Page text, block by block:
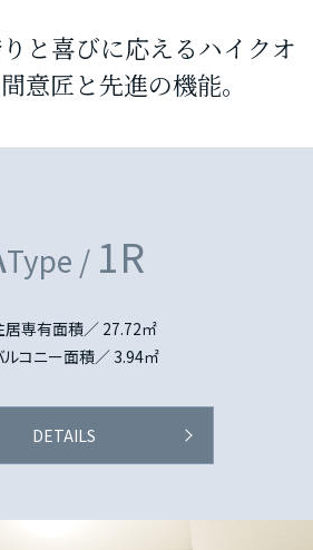
と喜びに応えるハイクオ
意匠と先進の機能。
Type / 1R
居専有面積／ 27.72㎡
ルコニー面積／ 3.94㎡
DETAILS